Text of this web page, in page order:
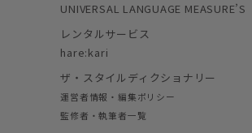
UNIVERSAL LANGUAGE MEASURE’S
レンタルサービス
hare:kari
ザ・スタイルディクショナリー
運営者情報・編集ポリシー
監修者・執筆者一覧